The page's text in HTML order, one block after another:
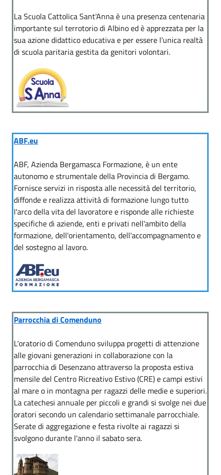
La Scuola Cattolica Sant'Anna è una presenza centenaria
importante sul terrotorio di Albino ed è apprezzata per la
sua azione didattico educativa e per essere l'unica realtà
di scuola paritaria gestita da genitori volontari.
ABF.eu
ABF, Azienda Bergamasca Formazione, è un ente
autonomo e strumentale della Provincia di Bergamo.
Fornisce servizi in risposta alle necessità del territorio,
diffonde e realizza attività di formazione lungo tutto
l'arco della vita del lavoratore e risponde alle richieste
specifiche di aziende, enti e privati nell'ambito della
formazione, dell'orientamento, dell'accompagnamento e
del sostegno al lavoro.
Parrocchia di Comenduno
L'oratorio di Comenduno sviluppa progetti di attenzione
alle giovani generazioni in collaborazione con la
parrocchia di Desenzano attraverso la proposta estiva
mensile del Centro Ricreativo Estivo (CRE) e campi estivi
al mare o in montagna per ragazzi delle medie e superiori.
La catechesi annuale per piccoli e grandi si svolge nei due
oratori secondo un calendario settimanale parrocchiale.
Serate di aggregazione e festa rivolte ai ragazzi si
svolgono durante l'anno il sabato sera.